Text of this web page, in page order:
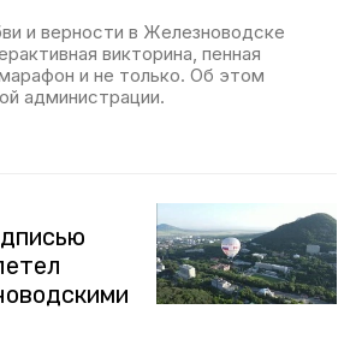
и верности в Железноводске
викторина, пенная
и не только. Об этом
администрации.